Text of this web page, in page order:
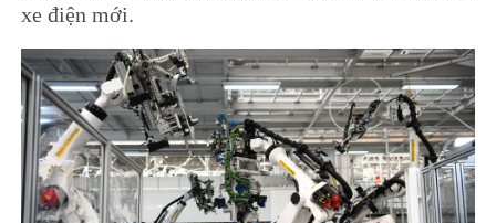
xe điện mới.